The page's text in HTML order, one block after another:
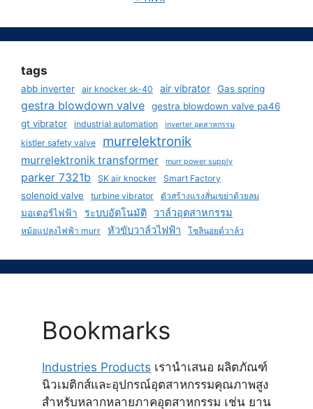
tags
abb inverter air knocker sk-40 air vibrator Gas spring
gestra blowdown valve
gestra blowdown valve pa46
gt vibrator
industrial automation inverter อุตสาหกรรม
kistler safety valve murrelektronik
murrelektronik transformer murr power supply
parker 7321b SK air knocker Smart Factory
solenoid valve turbine vibrator ตัวสร้างแรงสั่นเขย่าด้วยลม
มอเตอร์ไฟฟ้า ระบบอัตโนมัติ วาล์วอุตสาหกรรม
หม้อแปลงไฟฟ้า murr หัวขับวาล์วไฟฟ้า โซลินอยด์วาล์ว
Bookmarks
Industries Products เรานำเสนอ ผลิตภัณฑ์
นิวเมติกส์และอุปกรณ์อุตสาหกรรมคุณภาพสูง
สำหรับหลากหลายภาคอุตสาหกรรม เช่น ยาน